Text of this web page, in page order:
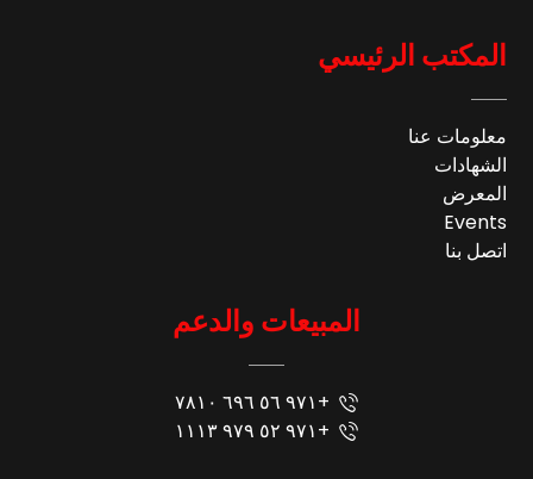
المكتب الرئيسي
معلومات عنا
الشهادات
المعرض
Events
اتصل بنا
المبيعات والدعم
+٩٧١ ٥٦ ٦٩٦ ٧٨١٠
+٩٧١ ٥٢ ٩٧٩ ١١١٣